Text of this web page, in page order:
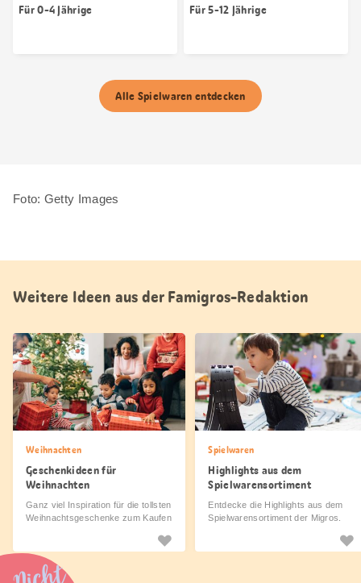
Für 0-4 Jährige Für 5-12 Jährige
Alle Spielwaren entdecken
Foto: Getty Images
Weitere Ideen aus der Famigros-Redaktion
Weihnachten
Geschenkideen für
Weihnachten
Ganz viel Inspiration für die tollsten
Weihnachtsgeschenke zum Kaufen
Spielwaren
Highlights aus dem
Spielwarensortiment
Entdecke die Highlights aus dem
Spielwarensortiment der Migros.